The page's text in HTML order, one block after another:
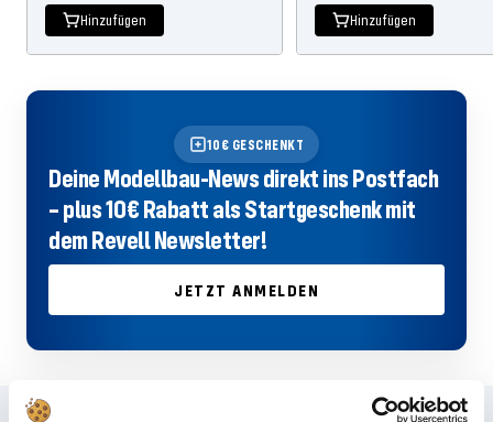
Hinzufügen Hinzufügen
10€ GESCHENKT
Deine Modellbau-News direkt ins Postfach
– plus 10€ Rabatt als Startgeschenk mit
dem Revell Newsletter!
JETZT ANMELDEN